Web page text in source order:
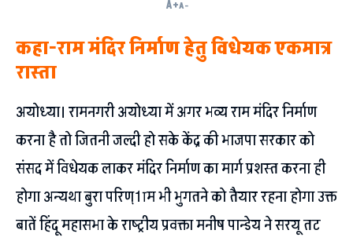
A+A-
कहा-राम मंदिर निर्माण हेतु विधेयक एकमात्र
रास्ता
अयोध्या। रामनगरी अयोध्या में अगर भव्य राम मंदिर निर्माण
करना है तो जितनी जल्दी हो सके केंद्र की भाजपा सरकार को
संसद में विधेयक लाकर मंदिर निर्माण का मार्ग प्रशस्त करना ही
होगा अन्यथा बुरा परिण्1ाम भी भुगतने को तैयार रहना होगा उक्त
बातें हिंदू महासभा के राष्ट्रीय प्रवक्ता मनीष पान्डेय ने सरयू तट